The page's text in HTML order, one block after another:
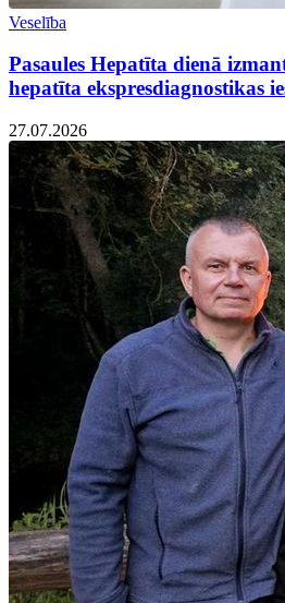
Veselība
Pasaules Hepatīta dienā
hepatīta ekspresdiagnostikas
27.07.2026